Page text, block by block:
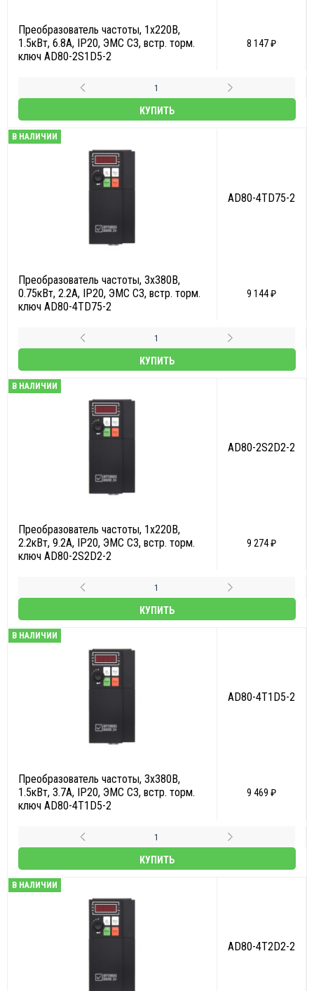
Преобразователь частоты, 1х220В,
1.5кВт, 6.8А, IP20, ЭМС С3, встр. торм.
ключ AD80-2S1D5-2
8 147 ₽
КУПИТЬ
В НАЛИЧИИ
AD80-4TD75-2
Преобразователь частоты, 3х380В,
0.75кВт, 2.2А, IP20, ЭМС С3, встр. торм.
ключ AD80-4TD75-2
9 144 ₽
КУПИТЬ
В НАЛИЧИИ
AD80-2S2D2-2
Преобразователь частоты, 1х220В,
2.2кВт, 9.2А, IP20, ЭМС С3, встр. торм.
ключ AD80-2S2D2-2
9 274 ₽
КУПИТЬ
В НАЛИЧИИ
AD80-4T1D5-2
Преобразователь частоты, 3х380В,
1.5кВт, 3.7А, IP20, ЭМС С3, встр. торм.
ключ AD80-4T1D5-2
9 469 ₽
КУПИТЬ
В НАЛИЧИИ
AD80-4T2D2-2